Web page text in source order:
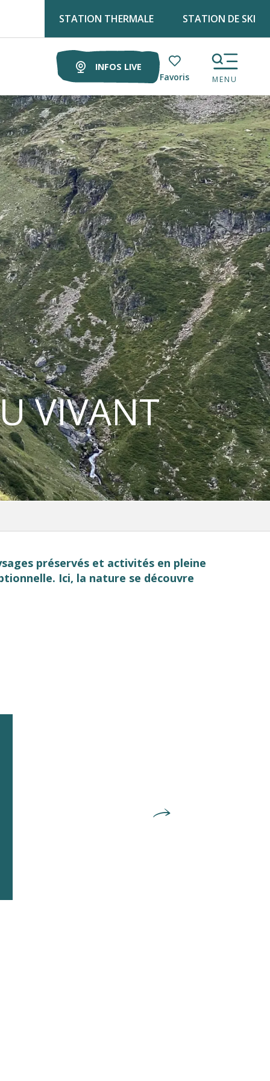
INFOS LIVE
Voir les favoris
Retrouve Luz tourisme tous les lundis matin au marché !
STATION THERMALE STATION DE SKI
MENU
VIVANT
préservés et activités en pleine
Ici, la nature se découvre